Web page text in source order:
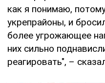
как я понимаю,
укрепрайоны, и
более угрожающее
них сильно
реагировать", –